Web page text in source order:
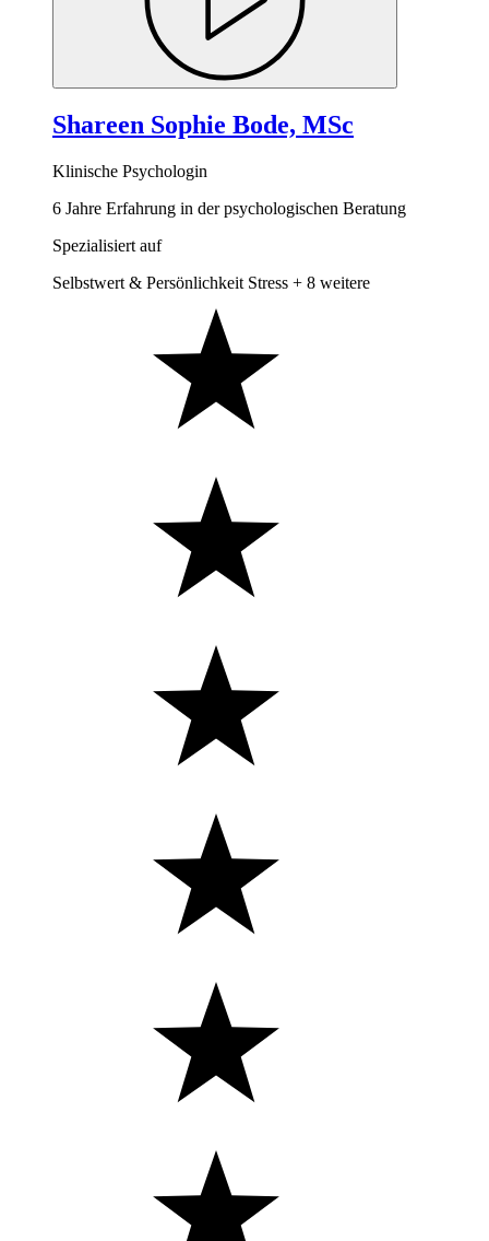
Shareen Sophie Bode, MSc
Klinische Psychologin
6 Jahre Erfahrung in der psychologischen Beratung
Spezialisiert auf
Selbstwert & Persönlichkeit Stress + 8 weitere